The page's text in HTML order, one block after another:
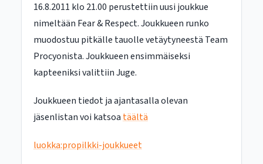
16.8.2011 klo 21.00 perustettiin uusi joukkue
nimeltään Fear & Respect. Joukkueen runko
muodostuu pitkälle tauolle vetäytyneestä Team
Procyonista. Joukkueen ensimmäiseksi
kapteeniksi valittiin Juge.
Joukkueen tiedot ja ajantasalla olevan
jäsenlistan voi katsoa täältä
luokka:propilkki-joukkueet